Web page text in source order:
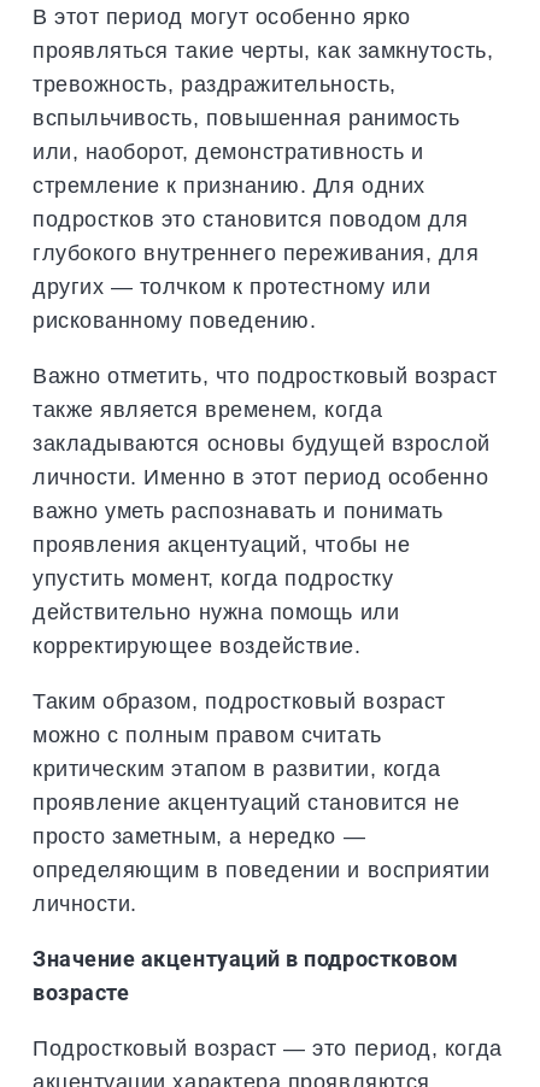
В этот период могут особенно ярко
проявляться такие черты, как замкнутость,
тревожность, раздражительность,
вспыльчивость, повышенная ранимость
или, наоборот, демонстративность и
стремление к признанию. Для одних
подростков это становится поводом для
глубокого внутреннего переживания, для
других — толчком к протестному или
рискованному поведению.
Важно отметить, что подростковый возраст
также является временем, когда
закладываются основы будущей взрослой
личности. Именно в этот период особенно
важно уметь распознавать и понимать
проявления акцентуаций, чтобы не
упустить момент, когда подростку
действительно нужна помощь или
корректирующее воздействие.
Таким образом, подростковый возраст
можно с полным правом считать
критическим этапом в развитии, когда
проявление акцентуаций становится не
просто заметным, а нередко —
определяющим в поведении и восприятии
личности.
Значение акцентуаций в подростковом
возрасте
Подростковый возраст — это период, когда
акцентуации характера проявляются